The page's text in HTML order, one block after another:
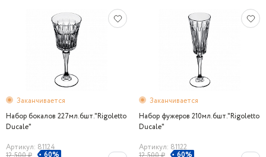
Заканчивается
Набор бокалов 227мл.6шт."Rigoletto
Ducale"
Артикул: 81124
60%
Заканчивается
Набор фужеров 210мл.6шт."Rigoletto
Ducale"
Артикул: 81122
60%